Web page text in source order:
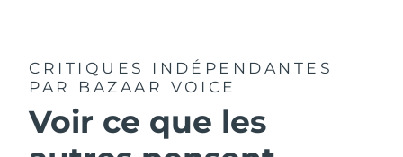
CRITIQUES INDÉPENDANTES
PAR BAZAAR VOICE
Voir ce que les